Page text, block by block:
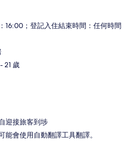
16:00；登記入住結束時間：任何時間
21 歲
迎接旅客到埗
能會使用自動翻譯工具翻譯。